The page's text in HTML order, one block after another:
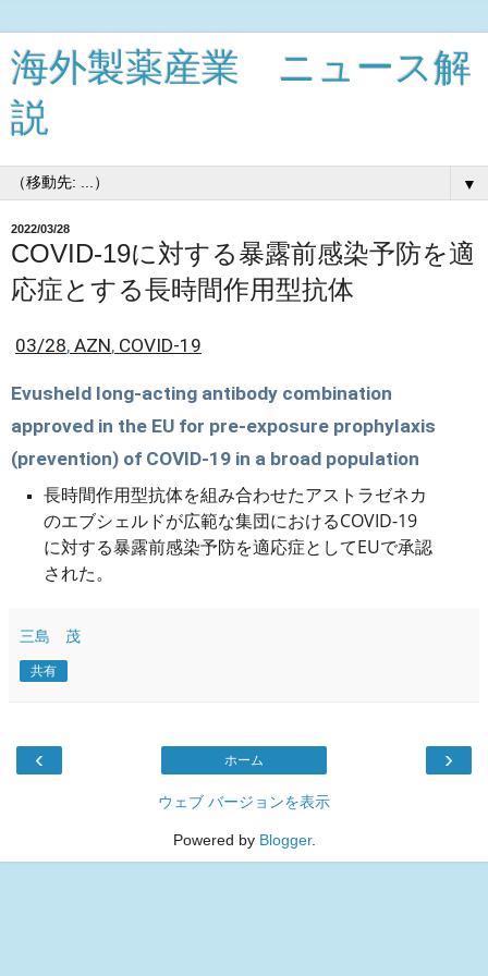
海外製薬産業 ニュース解
説
▼
2022/03/28
COVID-19に対する暴露前感染予防を適
応症とする長時間作用型抗体
03/28, AZN, COVID-19
Evusheld long-acting antibody combination
approved in the EU for pre-exposure prophylaxis
(prevention) of COVID-19 in a broad population
長時間作用型抗体を組み合わせたアストラゼネカ
のエブシェルドが広範な集団におけるCOVID-19
に対する暴露前感染予防を適応症としてEUで承認
された。
三島 茂
共有
‹ ›
ホーム
ウェブ バージョンを表示
Powered by Blogger.